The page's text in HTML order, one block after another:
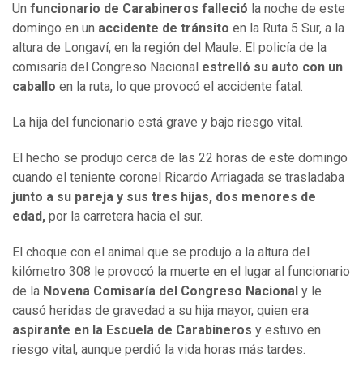
Un funcionario de Carabineros falleció la noche de este
domingo en un accidente de tránsito en la Ruta 5 Sur, a la
altura de Longaví, en la región del Maule. El policía de la
comisaría del Congreso Nacional estrelló su auto con un
caballo en la ruta, lo que provocó el accidente fatal.
La hija del funcionario está grave y bajo riesgo vital.
El hecho se produjo cerca de las 22 horas de este domingo
cuando el teniente coronel Ricardo Arriagada se trasladaba
junto a su pareja y sus tres hijas, dos menores de
edad, por la carretera hacia el sur.
El choque con el animal que se produjo a la altura del
kilómetro 308 le provocó la muerte en el lugar al funcionario
de la Novena Comisaría del Congreso Nacional y le
causó heridas de gravedad a su hija mayor, quien era
aspirante en la Escuela de Carabineros y estuvo en
riesgo vital, aunque perdió la vida horas más tardes.